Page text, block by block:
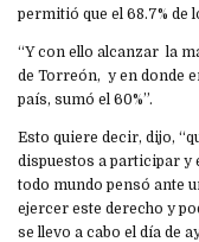
permitió que el 68.7%
“Y con ello alcanzar la
de Torreón, y en donde
país, sumó el 60%”.
Esto quiere decir, dijo,
dispuestos a participar y
todo mundo pensó ante
ejercer este derecho y
se llevo a cabo el día de